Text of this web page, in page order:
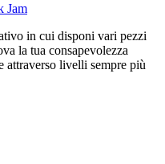
Jam
in cui disponi vari pezzi
la tua consapevolezza
attraverso livelli sempre più